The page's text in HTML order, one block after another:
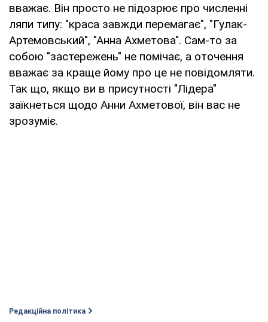
вважає. Він просто не підозрює про численні
ляпи типу: "краса завжди перемагає", "Гулак-
Артемовський", "Анна Ахметова". Сам-то за
собою "застережень" не помічає, а оточення
вважає за краще йому про це не повідомляти.
Так що, якщо ви в присутності "Лідера"
заїкнеться щодо Анни Ахметової, він вас не
зрозуміє.
Редакційна політика